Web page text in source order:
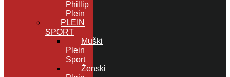
Phillip
Plein
PLEIN
SPORT
Muški
Plein
Sport
Ženski